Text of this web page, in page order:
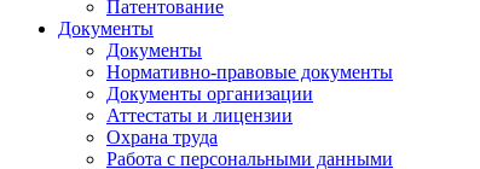
Патентование
Документы
Документы
Нормативно-правовые документы
Документы организации
Аттестаты и лицензии
Охрана труда
Работа с персональными данными